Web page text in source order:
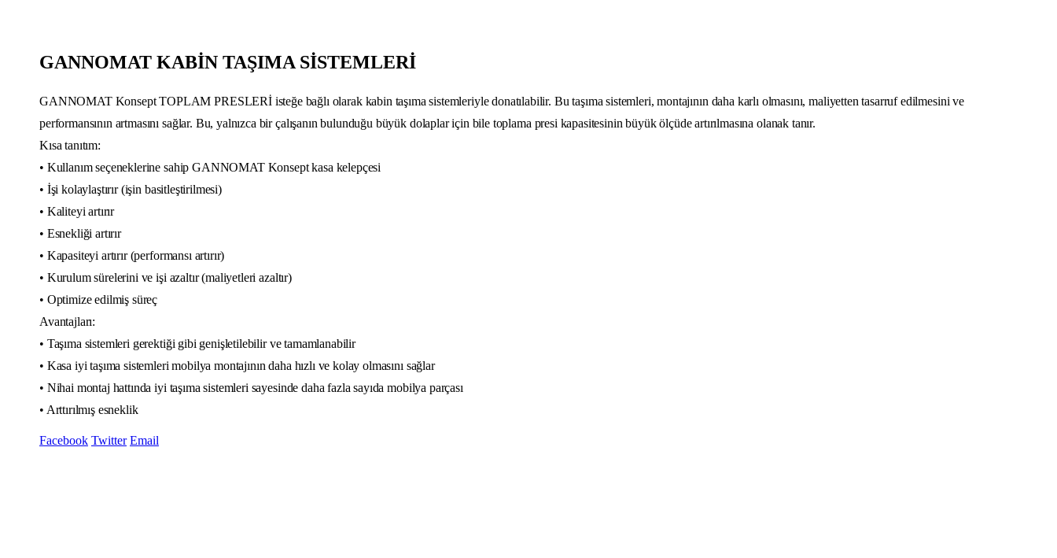
GANNOMAT KABİN TAŞIMA SİSTEMLERİ
GANNOMAT Konsept TOPLAM PRESLERİ isteğe bağlı olarak kabin taşıma sistemleriyle donatılabilir. Bu taşıma sistemleri, montajının daha karlı olmasını, maliyetten tasarruf edilmesini ve
performansının artmasını sağlar. Bu, yalnızca bir çalışanın bulunduğu büyük dolaplar için bile toplama presi kapasitesinin büyük ölçüde artırılmasına olanak tanır.
Kısa tanıtım:
• Kullanım seçeneklerine sahip GANNOMAT Konsept kasa kelepçesi
• İşi kolaylaştırır (işin basitleştirilmesi)
• Kaliteyi artırır
• Esnekliği artırır
• Kapasiteyi artırır (performansı artırır)
• Kurulum sürelerini ve işi azaltır (maliyetleri azaltır)
• Optimize edilmiş süreç
Avantajları:
• Taşıma sistemleri gerektiği gibi genişletilebilir ve tamamlanabilir
• Kasa iyi taşıma sistemleri mobilya montajının daha hızlı ve kolay olmasını sağlar
• Nihai montaj hattında iyi taşıma sistemleri sayesinde daha fazla sayıda mobilya parçası
• Arttırılmış esneklik
Facebook Twitter Email